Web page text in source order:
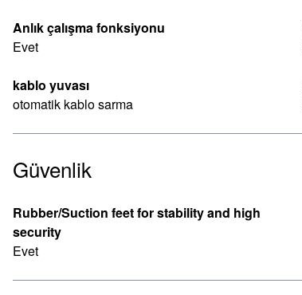
Anlık çalışma fonksiyonu
Evet
kablo yuvası
otomatik kablo sarma
Güvenlik
Rubber/Suction feet for stability and high
security
Evet